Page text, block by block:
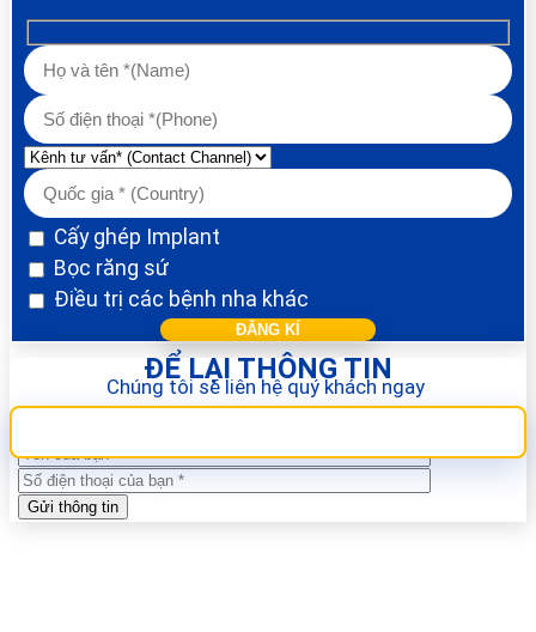
Cấy ghép Implant
Bọc răng sứ
Điều trị các bệnh nha khác
ĐỂ LẠI THÔNG TIN
Chúng tôi sẽ liên hệ quý khách ngay